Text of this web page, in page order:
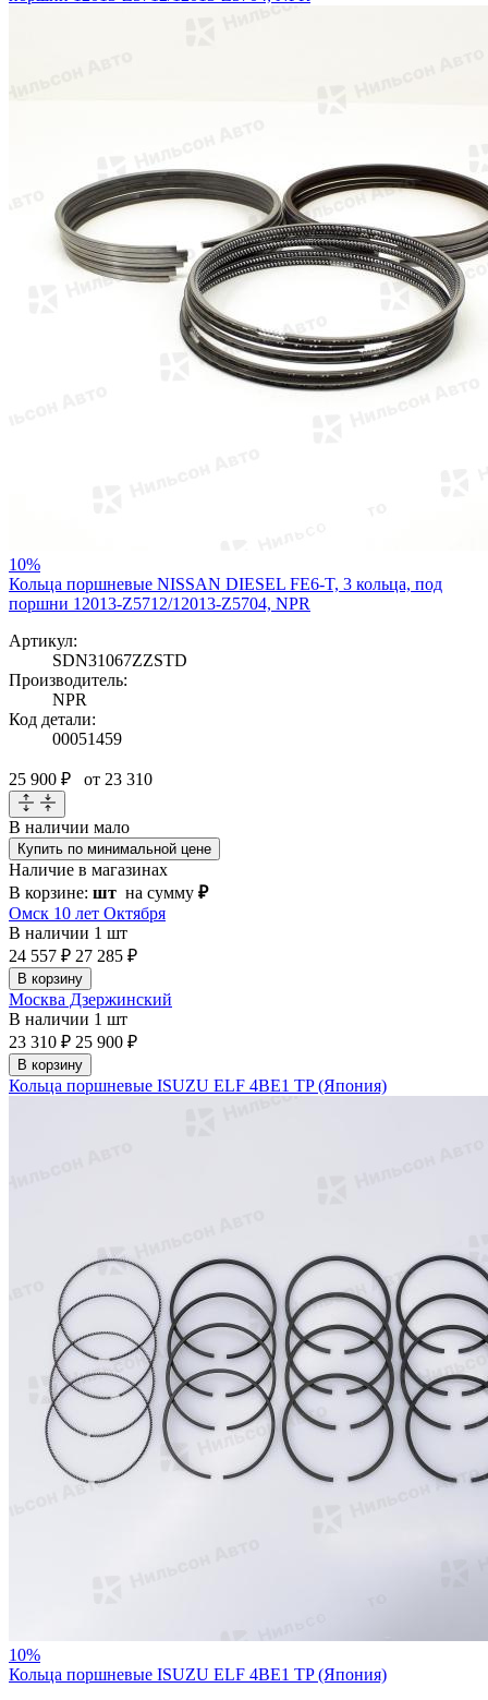
10%
Кольца поршневые NISSAN DIESEL FE6-T, 3 кольца, под
поршни 12013-Z5712/12013-Z5704, NPR
Артикул:
SDN31067ZZSTD
Производитель:
NPR
Код детали:
00051459
25 900 ₽ от 23 310
В наличии мало
Купить по минимальной цене
Наличие в магазинах
В корзине: шт на сумму ₽
Омск 10 лет Октября
В наличии 1 шт
24 557 ₽ 27 285 ₽
В корзину
Москва Дзержинский
В наличии 1 шт
23 310 ₽ 25 900 ₽
В корзину
Кольца поршневые ISUZU ELF 4BE1 TP (Япония)
10%
Кольца поршневые ISUZU ELF 4BE1 TP (Япония)